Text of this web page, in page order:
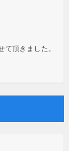
て頂きました。